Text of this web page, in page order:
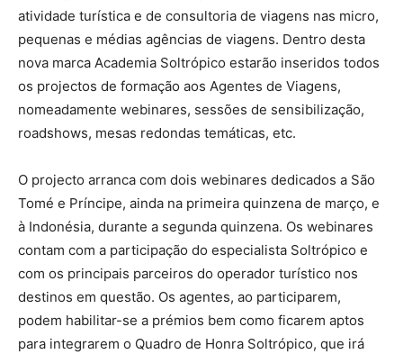
atividade turística e de consultoria de viagens nas micro,
pequenas e médias agências de viagens. Dentro desta
nova marca Academia Soltrópico estarão inseridos todos
os projectos de formação aos Agentes de Viagens,
nomeadamente webinares, sessões de sensibilização,
roadshows, mesas redondas temáticas, etc.
O projecto arranca com dois webinares dedicados a São
Tomé e Príncipe, ainda na primeira quinzena de março, e
à Indonésia, durante a segunda quinzena. Os webinares
contam com a participação do especialista Soltrópico e
com os principais parceiros do operador turístico nos
destinos em questão. Os agentes, ao participarem,
podem habilitar-se a prémios bem como ficarem aptos
para integrarem o Quadro de Honra Soltrópico, que irá